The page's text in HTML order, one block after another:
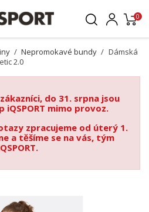
0
Nepromokavé bundy
Dámská
2.0
zákazníci, do 31. srpna jsou
iQSPORT mimo provoz.
zpracujeme od úterý 1.
a těšíme se na vás, tým